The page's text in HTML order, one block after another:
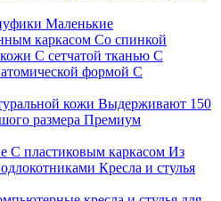
Маленькие
каркасом Со спинкой
С сетчатой тканью С
формой С
кожи Выдерживают 150
размера Премиум
С пластиковым каркасом Из
Кресла и стулья